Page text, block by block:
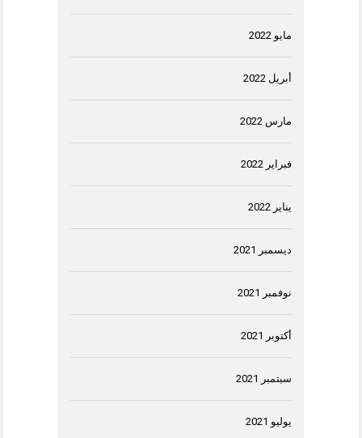
مايو 2022
أبريل 2022
مارس 2022
فبراير 2022
يناير 2022
ديسمبر 2021
نوفمبر 2021
أكتوبر 2021
سبتمبر 2021
يوليو 2021